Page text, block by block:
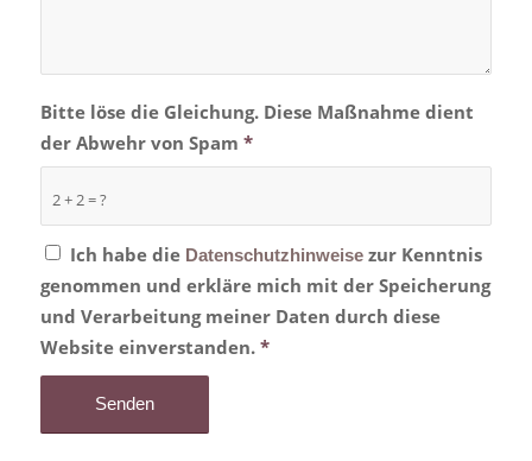
2 + 2 = ?
Bitte löse die Gleichung. Diese Maßnahme dient
der Abwehr von Spam *
Ich habe die Datenschutzhinweisezur Kenntnis
genommen und erkläre mich mit der Speicherung
und Verarbeitung meiner Daten durch diese
Website einverstanden. *